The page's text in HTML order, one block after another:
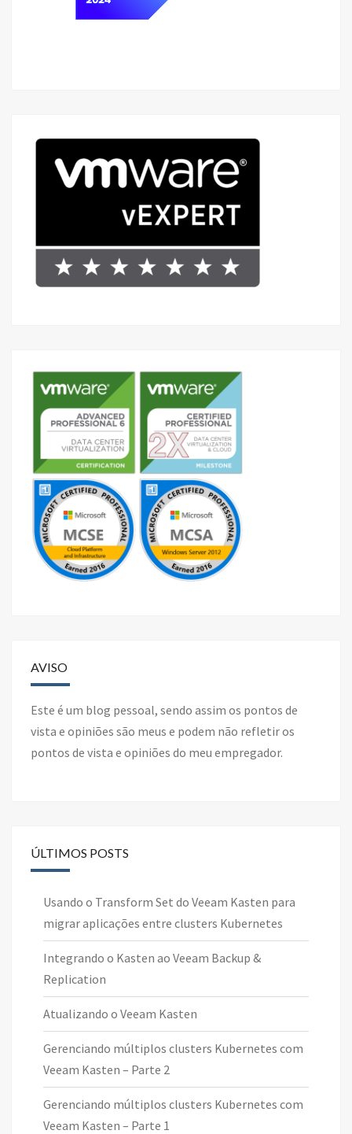
AVISO
Este é um blog pessoal, sendo assim os pontos de
vista e opiniões são meus e podem não refletir os
pontos de vista e opiniões do meu empregador.
ÚLTIMOS POSTS
Usando o Transform Set do Veeam Kasten para
migrar aplicações entre clusters Kubernetes
Integrando o Kasten ao Veeam Backup &
Replication
Atualizando o Veeam Kasten
Gerenciando múltiplos clusters Kubernetes com
Veeam Kasten – Parte 2
Gerenciando múltiplos clusters Kubernetes com
Veeam Kasten – Parte 1